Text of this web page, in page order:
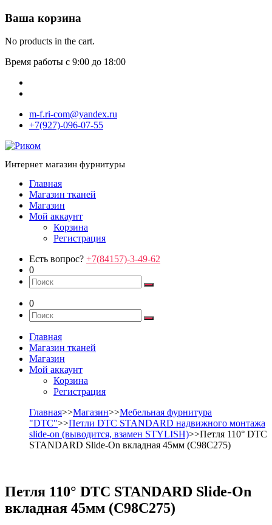
Ваша корзина
No products in the cart.
Время работы с 9:00 до 18:00
m-f.ri-com@yandex.ru
+7(927)-096-07-55
Интернет магазин фурнитуры
Главная
Магазин тканей
Магазин
Мой аккаунт
Корзина
Регистрация
Есть вопрос? +7(84157)-3-49-62
0
0
Главная
Магазин тканей
Магазин
Мой аккаунт
Корзина
Регистрация
Главная>>Магазин>>Мебельная фурнитура
"DTC">>Петли DTC STANDARD надвижного монтажа
slide-on (выводится, взамен STYLISH)>>Петля 110° DTC
STANDARD Slide-On вкладная 45мм (C98С275)
Петля 110° DTC STANDARD Slide-On
вкладная 45мм (C98С275)